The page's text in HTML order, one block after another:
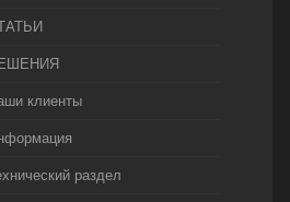
клиенты
раздел